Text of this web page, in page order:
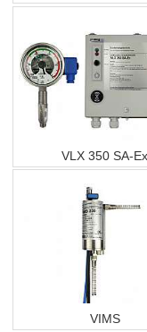
VLX 350 SA-Ex
VIMS